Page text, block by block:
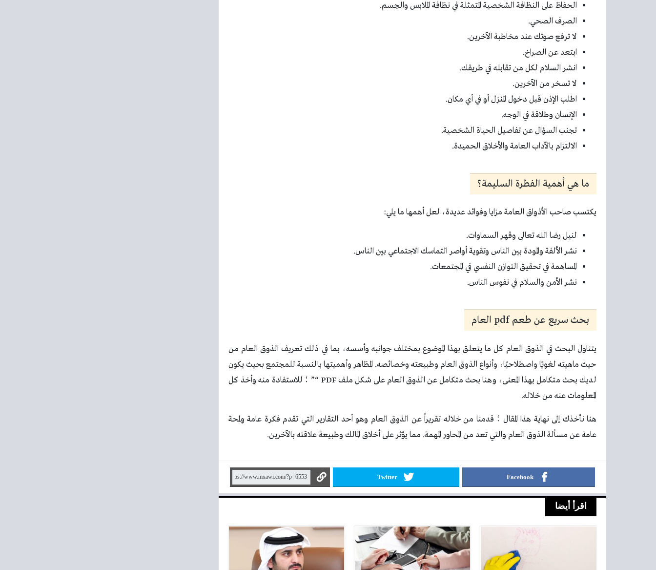
الحفاظ على النظافة الشخصية المتمثلة في نظافة الملابس والجسم.
الصرف الصحي.
لا ترفع صوتك عند مخاطبة الآخرين.
ابتعد عن الصراخ.
انشر السلام لكل من تقابله في طريقك.
لا تسخر من الآخرين.
اطلب الإذن قبل دخول المنزل أو في أي مكان.
الإنسان وطلاقة في الوجه.
تجنب السؤال عن تفاصيل الحياة الشخصية.
الالتزام بالآداب العامة والأخلاق الحميدة.
ما هي أهمية الفطرة السليمة؟
يكتسب صاحب الأذواق العامة مزايا وفوائد عديدة، لعل أهمها ما يلي:
لنيل رضا الله تعالى وقهر السماوات.
نشر الألفة والمودة بين الناس وتقوية أواصر التماسك الاجتماعي بين الناس.
المساهمة في تحقيق التوازن النفسي في المجتمعات.
نشر الأمن والسلام في نفوس الناس.
بحث سريع عن طعم pdf العام
يتناول البحث في الذوق العام كل ما يتعلق بهذا الموضوع بمختلف جوانبه وأسسه، بما في ذلك تعريف الذوق العام من
حيث ماهيته لغويًا واصطلاحيًا، وأنواع الذوق العام وطبيعته وخصائصه. المظاهر وأهميتها بالنسبة للمجتمع بحيث يكون
لديك بحث متكامل بهذا المعنى، وهنا بحث متكامل عن الذوق العام على شكل ملف PDF “” ؛ للاستفادة منه وأخذ كل
المعلومات عنه من خلاله.
هنا نأخذك إلى نهاية هذا المقال ؛ قدمنا ​​من خلاله تقريراً عن الذوق العام وهو أحد التقارير التي تقدم فكرة عامة ولمحة
عامة عن مسألة الذوق العام والتي تعد من المحاور المهمة. مما يؤثر على أخلاق المالك وطبيعة علاقته بالآخرين.
Facebook
Twitter
اقرأ أيضا